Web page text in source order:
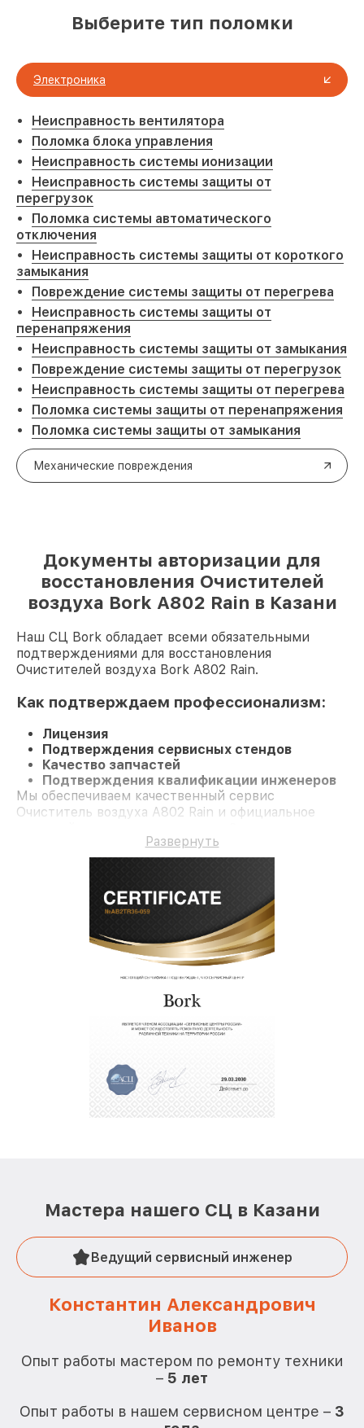
Выберите тип поломки
Электроника
Неисправность вентилятора
Поломка блока управления
Неисправность системы ионизации
Неисправность системы защиты от
перегрузок
Поломка системы автоматического
отключения
Неисправность системы защиты от короткого
замыкания
Повреждение системы защиты от перегрева
Неисправность системы защиты от
перенапряжения
Неисправность системы защиты от замыкания
Повреждение системы защиты от перегрузок
Неисправность системы защиты от перегрева
Поломка системы защиты от перенапряжения
Поломка системы защиты от замыкания
Механические повреждения
Документы авторизации для
восстановления Очистителей
воздуха Bork A802 Rain в Казани
Наш СЦ Bork обладает всеми обязательными
подтверждениями для восстановления
Очистителей воздуха Bork A802 Rain.
Как подтверждаем профессионализм:
Лицензия
Подтверждения сервисных стендов
Качество запчастей
Подтверждения квалификации инженеров
Мы обеспечиваем качественный сервис
Очиститель воздуха A802 Rain и официальное
Развернуть
Мастера нашего СЦ в Казани
Ведущий сервисный инженер
Константин Александрович
Иванов
Опыт работы мастером по ремонту техники
– 5 лет
Опыт работы в нашем сервисном центре – 3